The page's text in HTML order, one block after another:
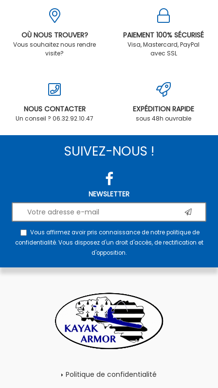
OÙ NOUS TROUVER?
Vous souhaitez nous rendre
visite?
PAIEMENT 100% SÉCURISÉ
Visa, Mastercard, PayPal
avec SSL
NOUS CONTACTER
Un conseil ? 06.32.92.10.47
EXPÉDITION RAPIDE
sous 48h ouvrable
SUIVEZ-NOUS !
NEWSLETTER
Vous affirmez avoir pris connaissance de notrepolitique de
confidentialité. Vous disposez d'un droit d'accès, de rectification et
d'opposition.
Politique de confidentialité